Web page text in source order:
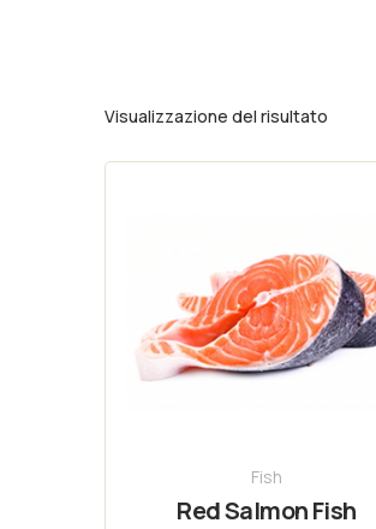
Visualizzazione del risultato
Fish
Red Salmon Fish